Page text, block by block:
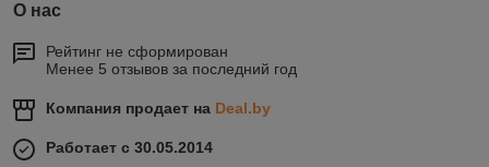
О нас
Рейтинг не сформирован
Менее 5 отзывов за последний год
Компания продает на Deal.by
Работает с 30.05.2014